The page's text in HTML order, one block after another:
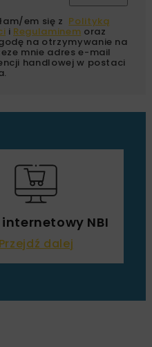
em się z Polityką
i Regulaminem oraz
na otrzymywanie na
mnie adres e-mail
handlowej w postaci
internetowy NBI
Przejdź dalej